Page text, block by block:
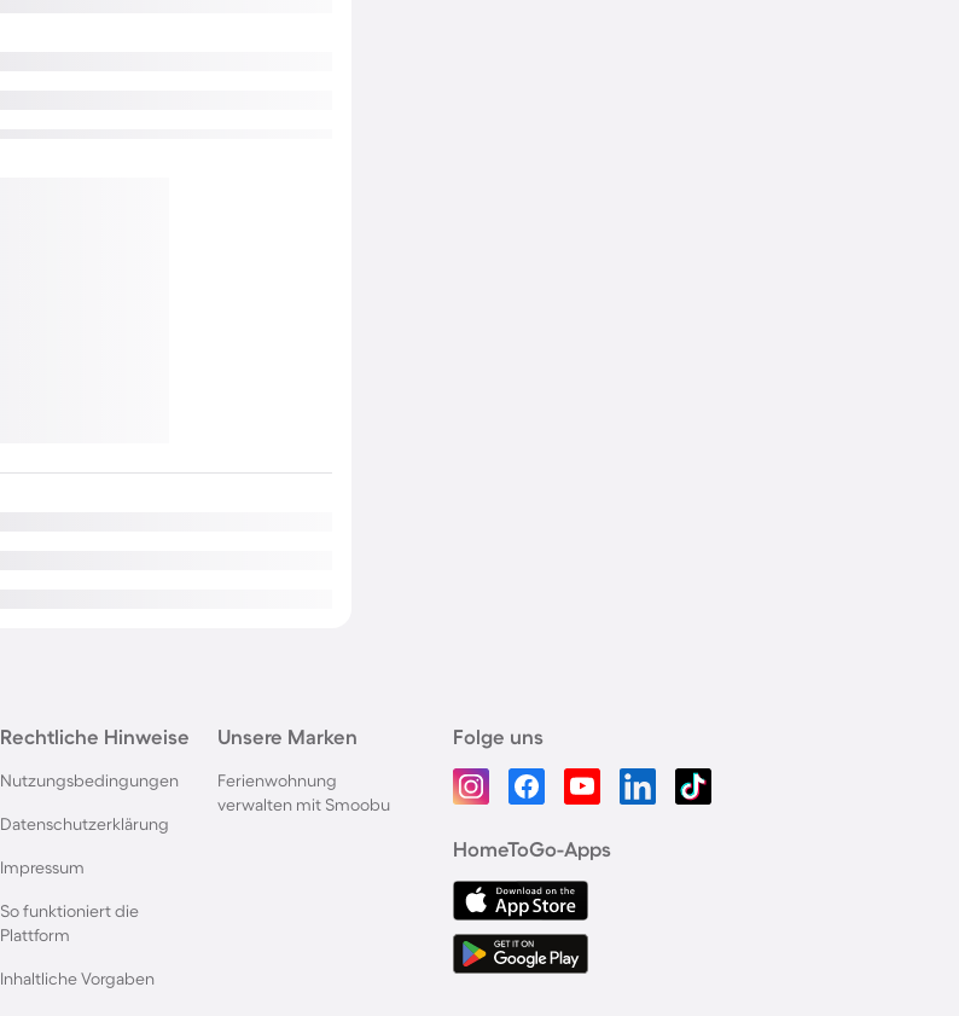
Rechtliche Hinweise
Nutzungsbedingungen
Datenschutzerklärung
Impressum
So funktioniert die
Plattform
Inhaltliche Vorgaben
Unsere Marken
Ferienwohnung
verwalten mit Smoobu
Folge uns
HomeToGo-Apps